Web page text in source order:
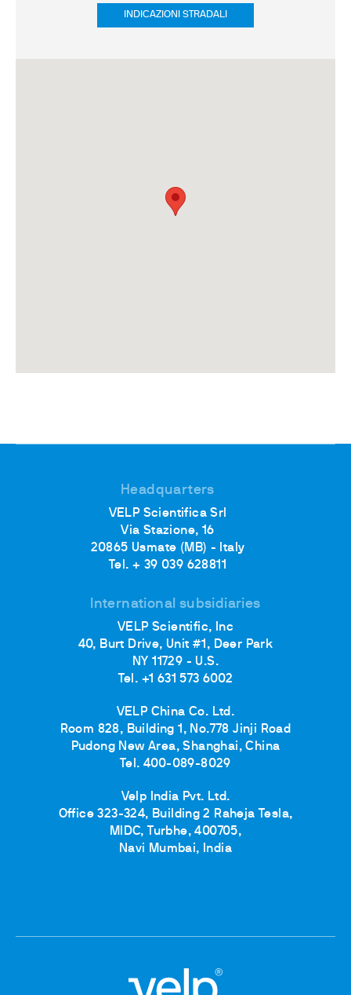
INDICAZIONI STRADALI
Headquarters
VELP Scientifica Srl
Via Stazione, 16
20865 Usmate (MB) - Italy
Tel. + 39 039 628811
International subsidiaries
VELP Scientific, Inc
40, Burt Drive, Unit #1, Deer Park
NY 11729 - U.S.
Tel. +1 631 573 6002
VELP China Co. Ltd.
Room 828, Building 1, No.778 Jinji Road
Pudong New Area, Shanghai, China
Tel. 400-089-8029
Velp India Pvt. Ltd.
Office 323-324, Building 2 Raheja Tesla,
MIDC, Turbhe, 400705,
Navi Mumbai, India